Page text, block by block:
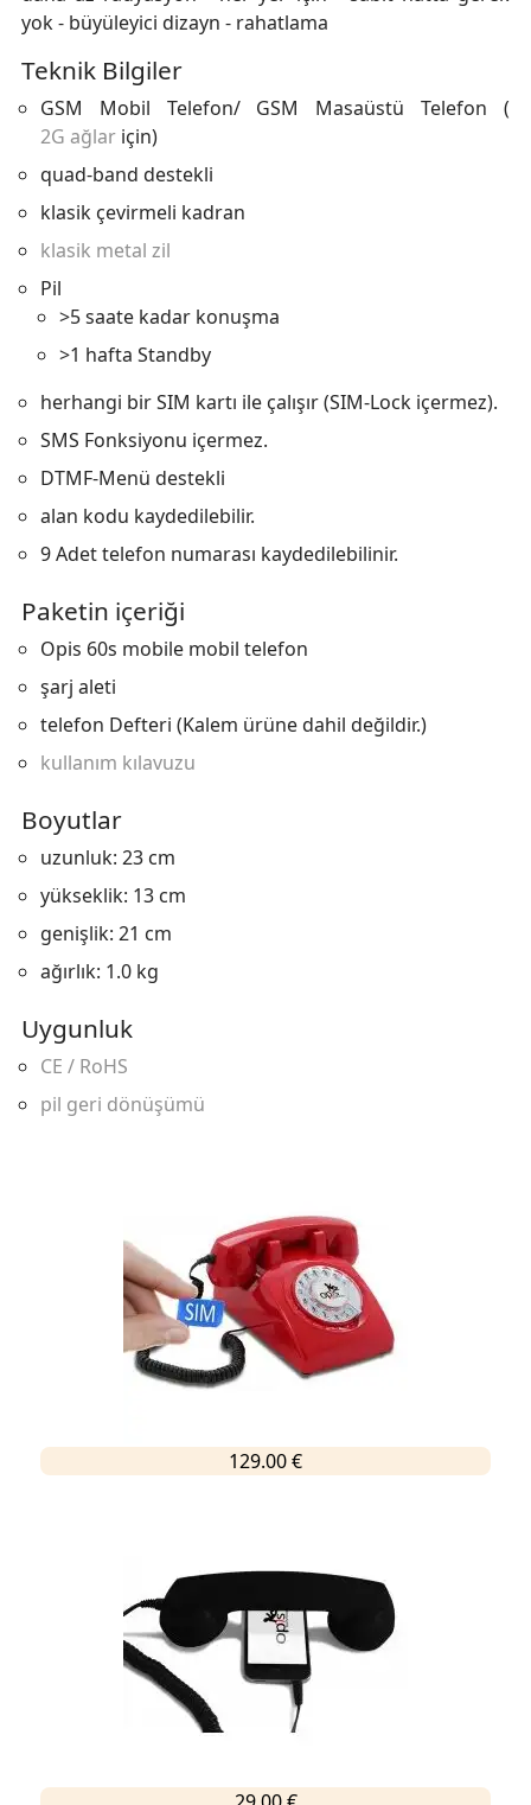
yok - büyüleyici dizayn - rahatlama
Teknik Bilgiler
GSM Mobil Telefon/ GSM Masaüstü Telefon (
2G ağlariçin)
quad-band destekli
klasik çevirmeli kadran
klasik metal zil
Pil
>5 saate kadar konuşma
>1 hafta Standby
herhangi bir SIM kartı ile çalışır (SIM-Lock içermez).
SMS Fonksiyonu içermez.
DTMF-Menü destekli
alan kodu kaydedilebilir.
9 Adet telefon numarası kaydedilebilinir.
Paketin içeriği
Opis 60s mobile mobil telefon
şarj aleti
telefon Defteri (Kalem ürüne dahil değildir.)
kullanım kılavuzu
Boyutlar
uzunluk: 23 cm
yükseklik: 13 cm
genişlik: 21 cm
ağırlık: 1.0 kg
Uygunluk
CE / RoHS
pil geri dönüşümü
129.00 €